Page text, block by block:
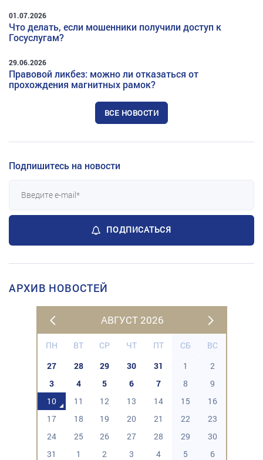
01.07.2026
Что делать, если мошенники получили доступ к
Госуслугам?
29.06.2026
Правовой ликбез: можно ли отказаться от
прохождения магнитных рамок?
ВСЕ НОВОСТИ
Подпишитесь на новости
ПОДПИСАТЬСЯ
АРХИВ НОВОСТЕЙ
АВГУСТ 2026
ПН ВТ СР ЧТ ПТ СБ
ВС
27
28 29 30 31 1
2
3
4 5 6 7 8
9
10
11 12 13 14 15
16
17
18 19 20 21 22
23
24
25 26 27 28 29
30
31
1 2 3 4 5 6